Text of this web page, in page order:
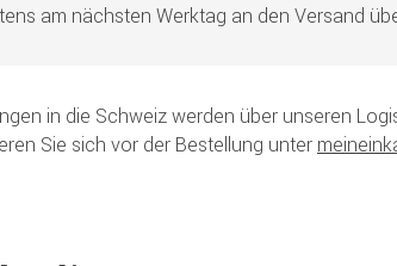
am nächsten Werktag an den Versand
in die Schweiz werden über unseren
Sie sich vor der Bestellung unter